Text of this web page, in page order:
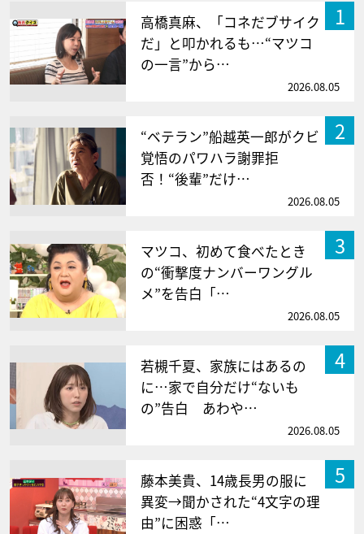
1
高橋真麻、「コネだブサイク
だ」と叩かれるも…“マツコ
の一言”から…
2026.08.05
2
“ベテラン”船越英一郎がクビ
覚悟のパワハラ謝罪拒
否！“後輩”だけ…
2026.08.05
3
マツコ、初めて食べたとき
の“衝撃度ナンバーワングル
メ”を告白「…
2026.08.05
4
若槻千夏、家族にはあるの
に…家で自分だけ“ないも
の”告白 あわや…
2026.08.05
5
藤本美貴、14歳長男の服に
異変→聞かされた“4文字の理
由”に困惑「…